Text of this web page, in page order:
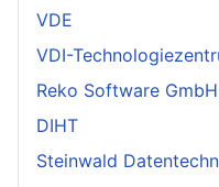
VDE
VDI-
Reko Software GmbH
DIHT
Steinwald